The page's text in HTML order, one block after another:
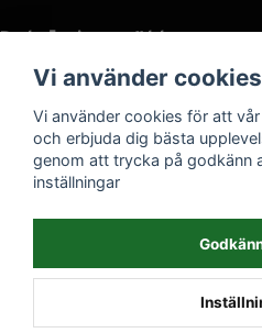
Betalningssätt
Vi använder cookies
Vi använder cookies för att
och erbjuda dig bästa
genom att trycka på godkänn
inställningar